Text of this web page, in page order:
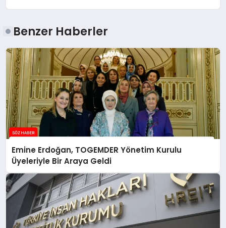
Benzer Haberler
Emine Erdoğan, TOGEMDER Yönetim Kurulu
Üyeleriyle Bir Araya Geldi